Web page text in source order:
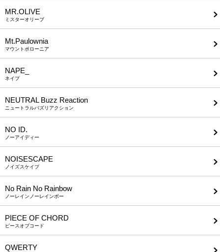
MR.OLIVE
ミスターオリーブ
Mt.Paulownia
マウントポローニア
NAPE_
ネイプ
NEUTRAL Buzz Reaction
ニュートラルバズリアクション
NO ID.
ノーアイディー
NOISESCAPE
ノイズスケイプ
No Rain No Rainbow
ノーレインノーレインボー
PIECE OF CHORD
ピースオブコード
QWERTY